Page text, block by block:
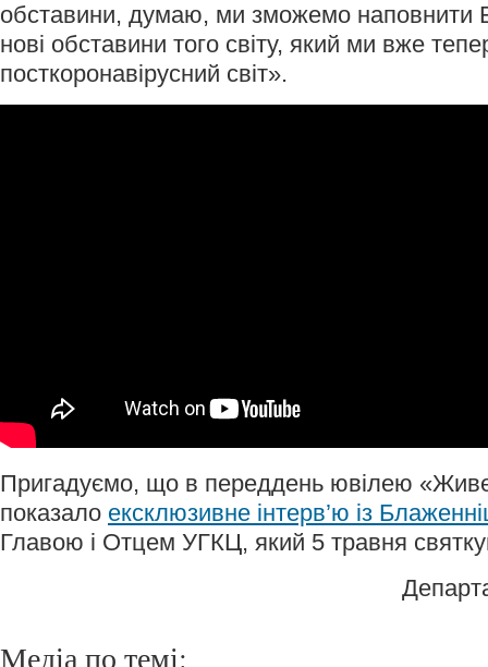
обставини, думаю, ми зможемо наповнити
нові обставини того світу, який ми вже
посткоронавірусний світ».
Пригадуємо, що в переддень ювілею
показало ексклюзивне інтерв’ю із
Главою і Отцем УГКЦ, який 5 травня
Медіа по темі: